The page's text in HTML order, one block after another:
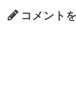
コメント